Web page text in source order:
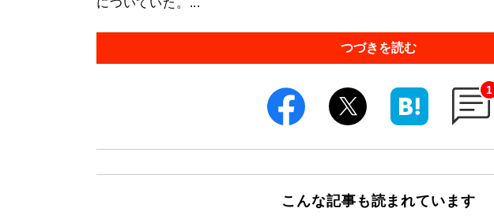
つづきを読む
1
こんな記事も読まれています